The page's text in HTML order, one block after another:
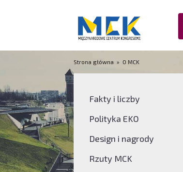
Strona główna » O MCK
Fakty i liczby
Polityka EKO
Design i nagrody
Rzuty MCK